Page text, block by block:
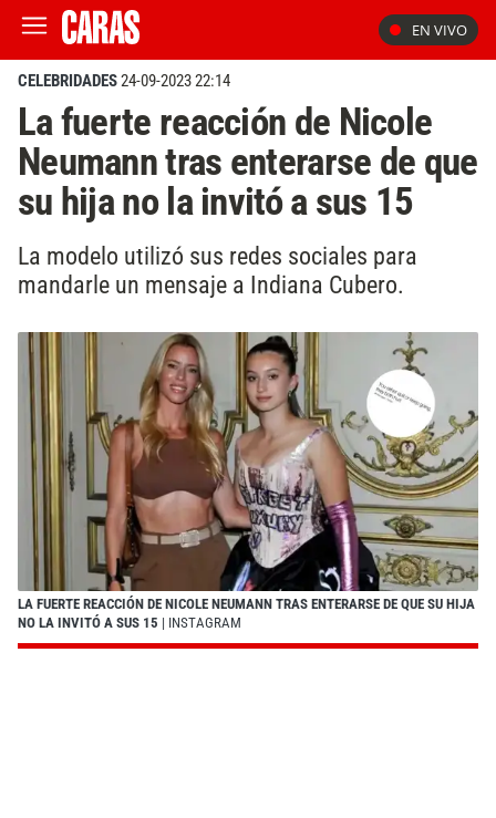
EN VIVO
CELEBRIDADES24-09-2023 22:14
La fuerte reacción de Nicole
Neumann tras enterarse de que
su hija no la invitó a sus 15
La modelo utilizó sus redes sociales para
mandarle un mensaje a Indiana Cubero.
LA FUERTE REACCIÓN DE NICOLE NEUMANN TRAS ENTERARSE DE QUE SU HIJA
NO LA INVITÓ A SUS 15 | INSTAGRAM